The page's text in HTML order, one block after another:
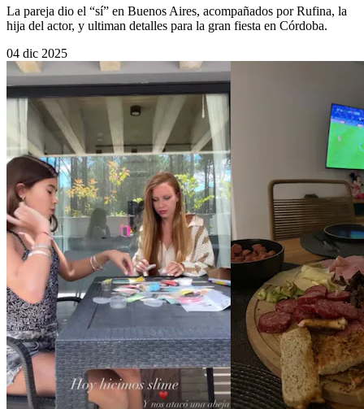
La pareja dio el “sí” en Buenos Aires, acompañados por Rufina, la
hija del actor, y ultiman detalles para la gran fiesta en Córdoba.
04 dic 2025